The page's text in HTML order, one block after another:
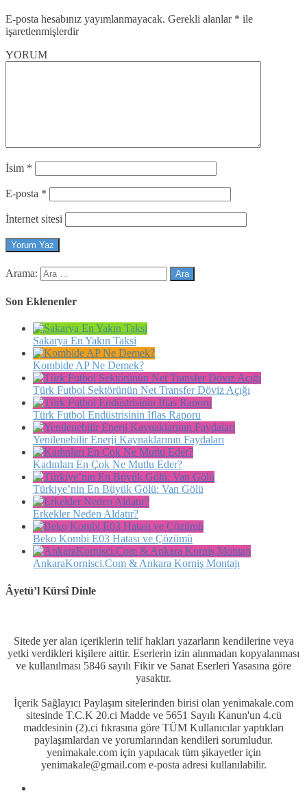
E-posta hesabınız yayımlanmayacak. Gerekli alanlar * ile
işaretlenmişlerdir
YORUM
İsim *
E-posta *
İnternet sitesi
Arama:
Son Eklenenler
Sakarya En Yakın Taksi
Kombide AP Ne Demek?
Türk Futbol Sektörünün Net Transfer Döviz Açığı
Türk Futbol Endüstrisinin İflas Raporu
Yenilenebilir Enerji Kaynaklarının Faydaları
Kadınları En Çok Ne Mutlu Eder?
Türkiye’nin En Büyük Gölü: Van Gölü
Erkekler Neden Aldatır?
Beko Kombi E03 Hatası ve Çözümü
AnkaraKornisci.Com & Ankara Korniş Montajı
Âyetü’l Kürsî Dinle
Sitede yer alan içeriklerin telif hakları yazarların kendilerine veya
yetki verdikleri kişilere aittir. Eserlerin izin alınmadan kopyalanması
ve kullanılması 5846 sayılı Fikir ve Sanat Eserleri Yasasına göre
yasaktır.
İçerik Sağlayıcı Paylaşım sitelerinden birisi olan yenimakale.com
sitesinde T.C.K 20.ci Madde ve 5651 Sayılı Kanun'un 4.cü
maddesinin (2).ci fıkrasına göre TÜM Kullanıcılar yaptıkları
paylaşımlardan ve yorumlarından kendileri sorumludur.
yenimakale.com için yapılacak tüm şikayetler için
yenimakale@gmail.com e-posta adresi kullanılabilir.